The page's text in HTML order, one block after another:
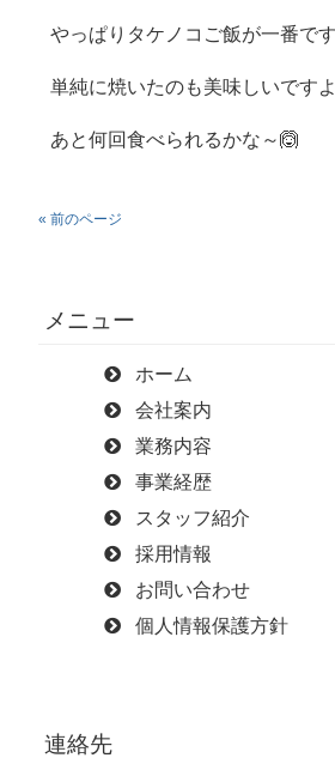
やっぱりタケノコご飯が一番で
単純に焼いたのも美味しいです
あと何回食べられるかな～🙆
« 前のページ
メニュー
ホーム
会社案内
業務内容
事業経歴
スタッフ紹介
採用情報
お問い合わせ
個人情報保護方針
連絡先